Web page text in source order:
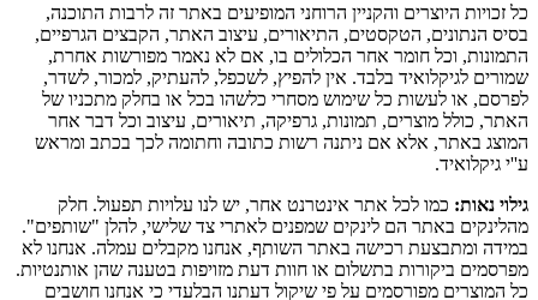
כל זכויות היוצרים והקניין הרוחני המופיעים באתר זה לרבות התוכנה,
בסיס הנתונים, הטקסטים, התיאורים, עיצוב האתר, הקבצים הגרפיים,
התמונות, וכל חומר אחר הכלולים בו, אם לא נאמר מפורשות אחרת,
שמורים לגיקלואיד בלבד. אין להפיץ, לשכפל, להעתיק, למכור, לשדר,
לפרסם, או לעשות כל שימוש מסחרי כלשהו בכל או בחלק מתכניו של
האתר, כולל מוצרים, תמונות, גרפיקה, תיאורים, עיצוב וכל דבר אחר
המוצג באתר, אלא אם ניתנה רשות כתובה וחתומה לכך בכתב ומראש
ע''י גיקלואיד.
גילוי נאות: כמו לכל אתר אינטרנט אחר, יש לנו עלויות תפעול. חלק
מהלינקים באתר הם לינקים שמפנים לאתרי צד שלישי, להלן "שותפים".
במידה ומתבצעת רכישה באתר השותף, אנחנו מקבלים עמלה. אנחנו לא
מפרסמים ביקורות בתשלום או חוות דעת מזויפות בטענה שהן אותנטיות.
כל המוצרים מפורסמים על פי שיקול דעתנו הבלעדי כי אנחנו חושבים